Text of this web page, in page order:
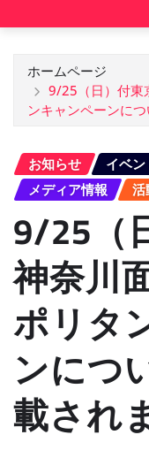
ホームページ
9/25（日）付東
ンキャンペーンに
お知らせ イベン
メディア情報
活
9/25（
神奈川
ポリタ
ンにつ
載され